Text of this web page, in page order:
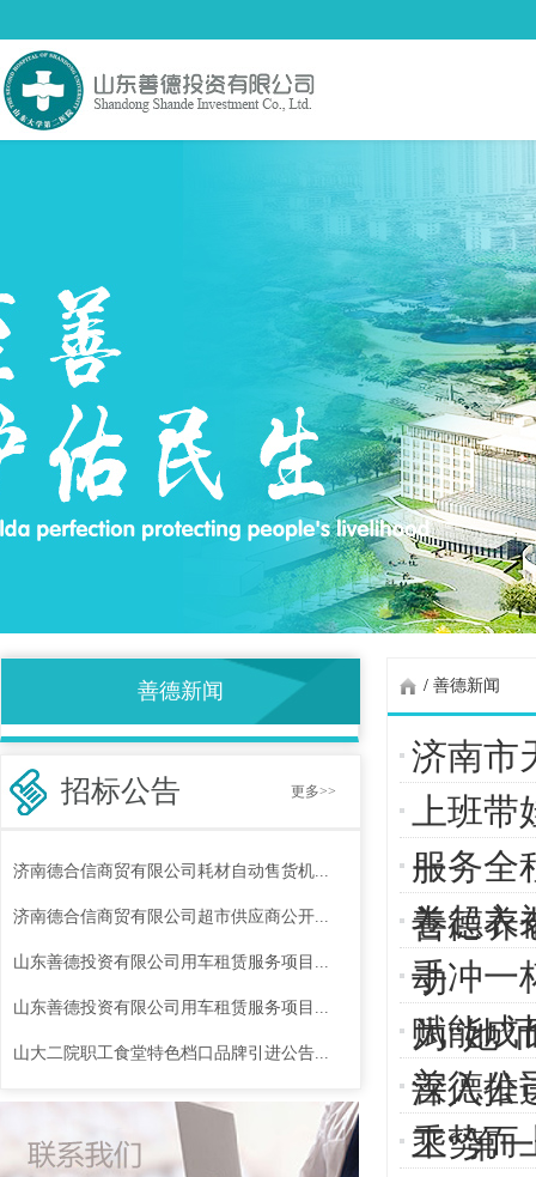
善德新闻
更多>>
招标公告
济南德合信商贸有限公司耗材自动售货机...
济南德合信商贸有限公司超市供应商公开...
山东善德投资有限公司用车租赁服务项目...
山东善德投资有限公司用车租赁服务项目...
山大二院职工食堂特色档口品牌引进公告...
/ 善德新闻
济南市
上班
一
服务全
善德养
卷起衣
动
手冲一
为“她”
赋能成
深入推
善德公
工“第
乘势而